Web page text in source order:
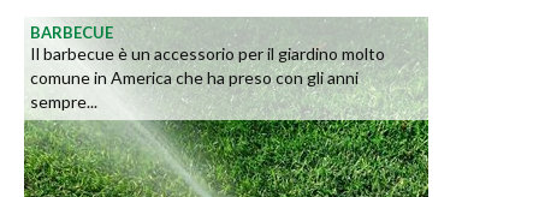
BARBECUE
Il barbecue è un accessorio per il giardino molto
comune in America che ha preso con gli anni
sempre...